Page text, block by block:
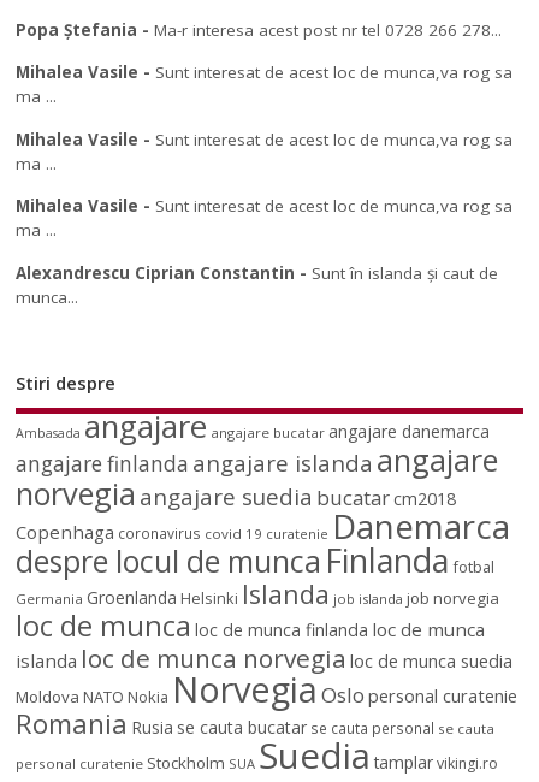
Popa Ștefania -Ma-r interesa acest post nr tel 0728 266 278...
Mihalea Vasile - Sunt interesat de acest loc de munca,va rog sa
ma ...
Mihalea Vasile - Sunt interesat de acest loc de munca,va rog sa
ma ...
Mihalea Vasile - Sunt interesat de acest loc de munca,va rog sa
ma ...
Alexandrescu Ciprian Constantin - Sunt în islanda și caut de
munca...
Stiri despre
Ambasada angajare angajare bucatar angajare danemarca
angajare finlanda angajare islanda angajare
norvegia angajare suedia bucatarcm2018
Copenhaga coronavirus covid 19 curatenie Danemarca
despre locul de munca Finlanda fotbal
Germania Groenlanda Helsinki Islanda job islanda job norvegia
loc de munca loc de munca finlanda loc de munca
islanda loc de munca norvegia loc de munca suedia
Moldova NATO Nokia NorvegiaOslo personal curatenie
Romania Rusia se cauta bucatar se cauta personal se cauta
personal curatenie Stockholm SUA Suedia tamplar vikingi.ro